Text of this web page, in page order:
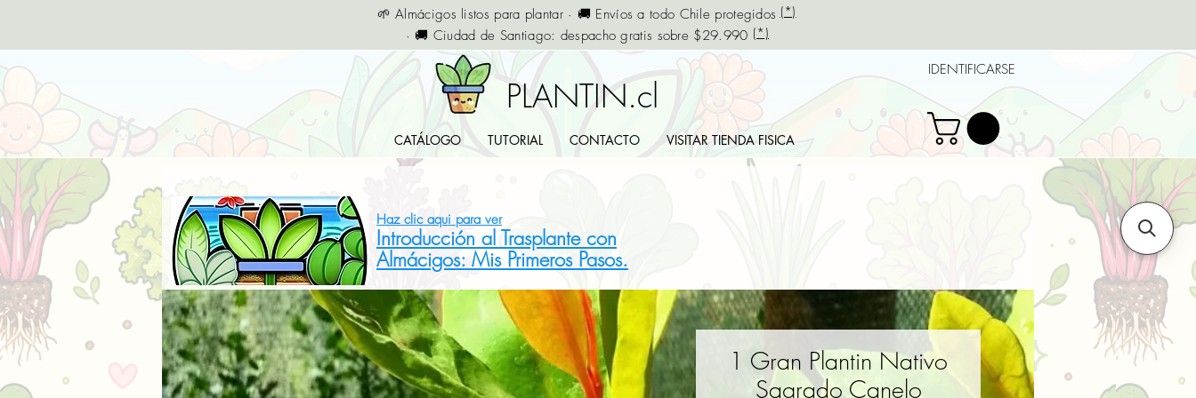
🌱 Almácigos listos para plantar · 🚚 Envíos a todo Chile protegidos
· 🚚 Ciudad de Santiago: despacho gratis sobre $29.990 (*)
(*)
PLANTIN.cl
CATÁLOGO TUTORIAL CONTACTO VISITAR TIENDA FISICA
IDENTIFICARSE
1 Gran Plantin Nativo
Sagrado Canelo
Introducción al Trasplante con
Almácigos: Mis Primeros Pasos.
Haz clic aqui para ver